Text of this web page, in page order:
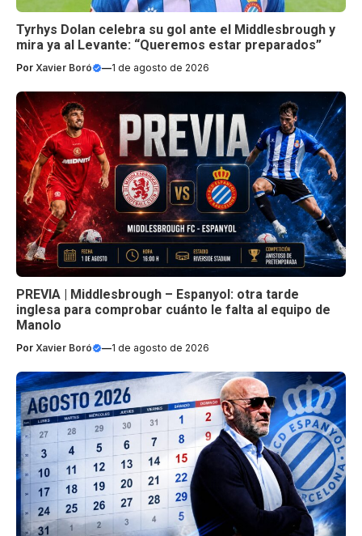
Tyrhys Dolan celebra su gol ante el Middlesbrough y
mira ya al Levante: “Queremos estar preparados”
Por Xavier Boró —1 de agosto de 2026
PREVIA | Middlesbrough – Espanyol: otra tarde
inglesa para comprobar cuánto le falta al equipo de
Manolo
Por Xavier Boró —1 de agosto de 2026